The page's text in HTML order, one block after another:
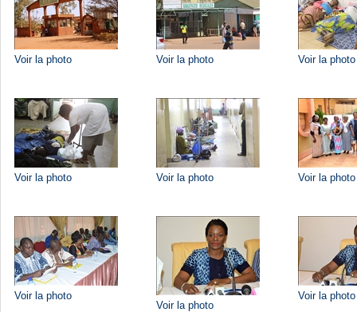
Voir la photo Voir la photo Voir la photo
Voir la photo Voir la photo Voir la photo
Voir la photo
Voir la photo
Voir la photo